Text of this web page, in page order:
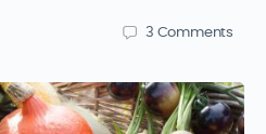
3 Comments